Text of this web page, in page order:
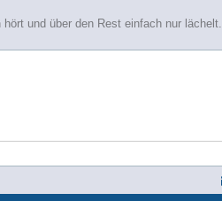
und über den Rest einfach nur lächelt.